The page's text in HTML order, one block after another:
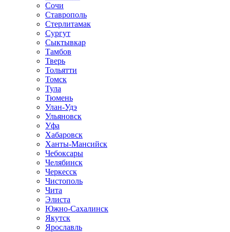
Сочи
Ставрополь
Стерлитамак
Сургут
Сыктывкар
Тамбов
Тверь
Тольятти
Томск
Тула
Тюмень
Улан-Удэ
Ульяновск
Уфа
Хабаровск
Ханты-Мансийск
Чебоксары
Челябинск
Черкесск
Чистополь
Чита
Элиста
Южно-Сахалинск
Якутск
Ярославль